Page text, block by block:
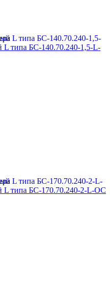
L типа БС-140.70.240-1,5-L-
L типа БС-170.70.240-2-L-ОС